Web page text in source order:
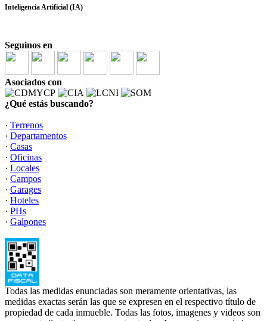
Inteligencia Artificial (IA)
Seguinos en
Asociados con
¿Qué estás buscando?
· Terrenos
· Departamentos
· Casas
· Oficinas
· Locales
· Campos
· Garages
· Hoteles
· PHs
· Galpones
Todas las medidas enunciadas son meramente orientativas, las
medidas exactas serán las que se expresen en el respectivo título de
propiedad de cada inmueble. Todas las fotos, imagenes y videos son